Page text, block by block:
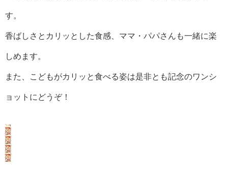
す。
香ばしさとカリッとした食感、ママ・パパさんも一緒に楽
しめます。
また、こどもがカリッと食べる姿は是非とも記念のワンシ
ョットにどうぞ！